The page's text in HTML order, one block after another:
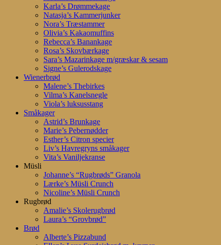
Karla’s Drømmekage
Natasja’s Kammerjunker
Nora’s Træstammer
Olivia’s Kakaomuffins
Rebecca’s Banankage
Rosa’s Skovbærkage
Sara’s Mazarinkage m/græskar & sesam
Signe’s Gulerodskage
Wienerbrød
Malene’s Thebirkes
Vilma’s Kanelsnegle
Viola’s luksusstang
Småkager
Astrid’s Brunkage
Marie’s Pebernødder
Esther’s Citron specier
Liv’s Havregryns småkager
Vita’s Vaniljekranse
Müsli
Johanne’s “Rugbrøds” Granola
Lærke’s Müsli Crunch
Nicoline’s Müsli Crunch
Rugbrød
Amalie’s Skolerugbrød
Laura’s “Grovbrød”
Brød
Alberte’s Pizzabund